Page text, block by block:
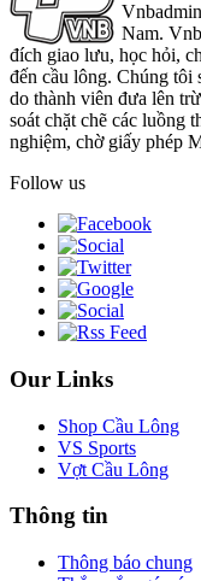
Nam.
đích giao lưu, học hỏi,
đến cầu lông. Chúng tôi
do thành viên đưa lên
soát chặt chẽ các luồng
nghiệm, chờ giấy phép
Follow us
Our Links
Shop Cầu Lông
VS Sports
Vợt Cầu Lông
Thông tin
Thông báo chung